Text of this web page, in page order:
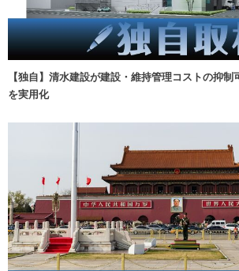
【独自】清水建設が建設・維持管理コストの抑
を実用化